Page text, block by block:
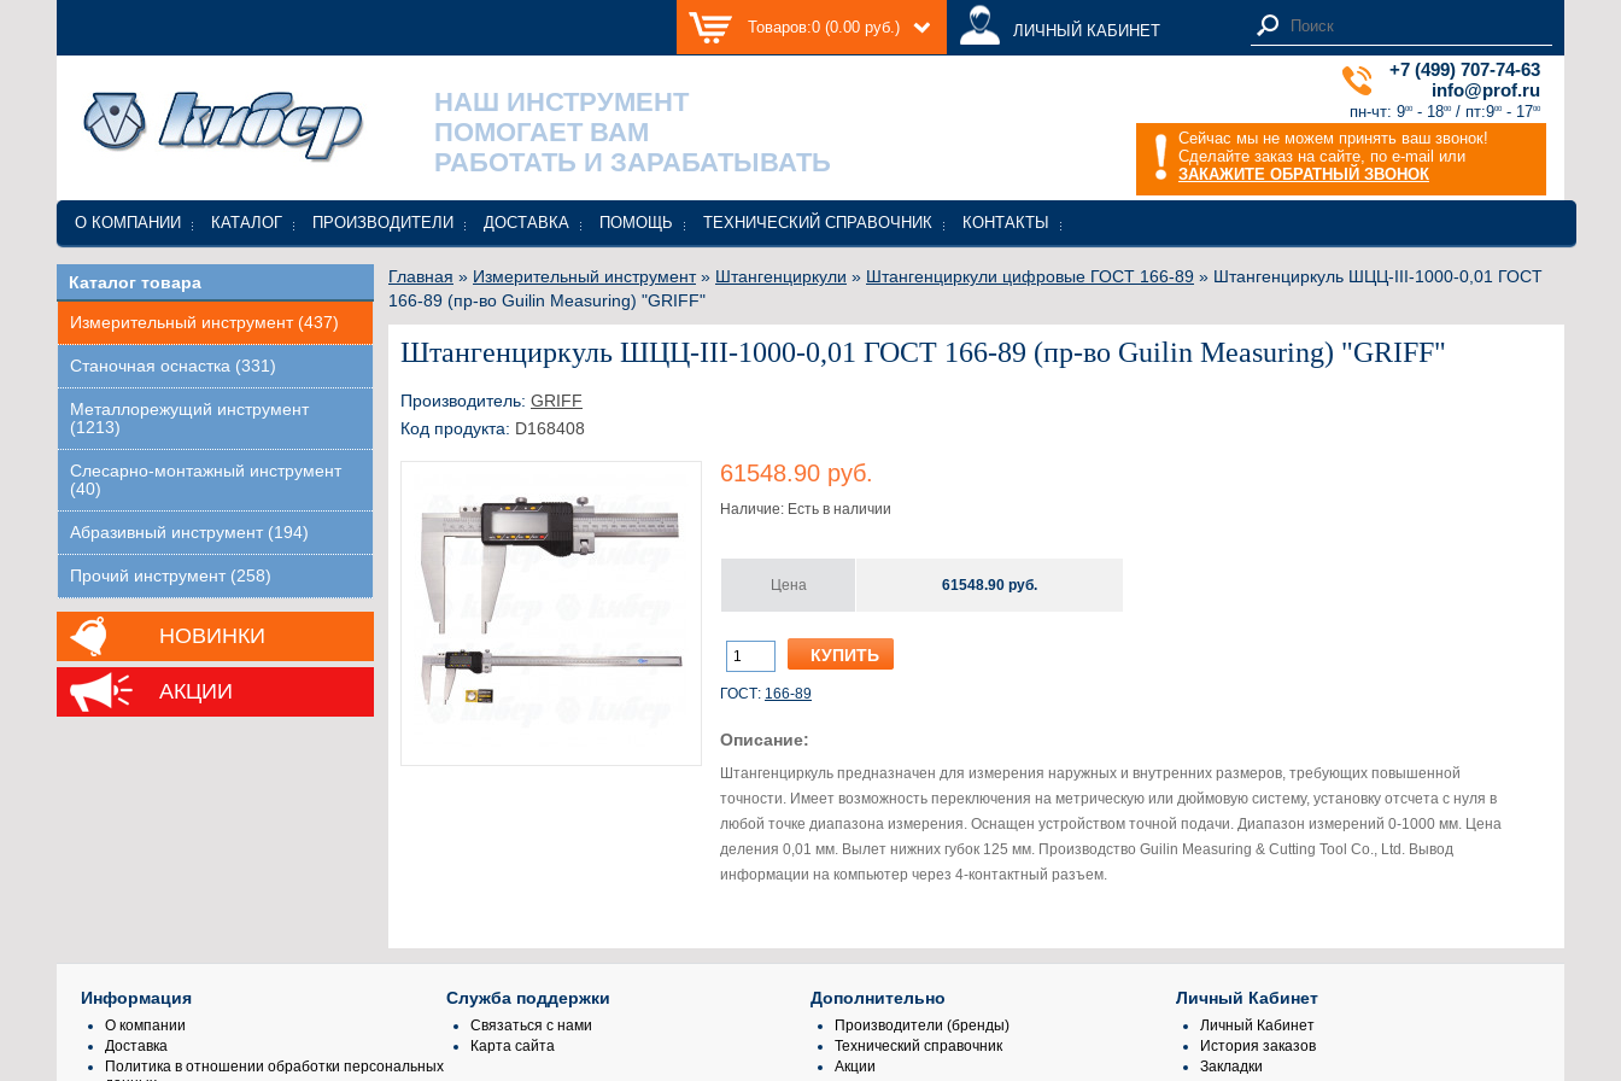
Товаров:0 (0.00 руб.) ЛИЧНЫЙ КАБИНЕТ
НАШ ИНСТРУМЕНТ
ПОМОГАЕТ ВАМ
РАБОТАТЬ И ЗАРАБАТЫВАТЬ
+7 (499) 707-74-63
info@prof.ru
пн-чт: 900 - 1800 / пт:900 - 1700
Сейчас мы не можем принять ваш звонок!
Сделайте заказ на сайте, по e-mail или
ЗАКАЖИТЕ ОБРАТНЫЙ ЗВОНОК
О КОМПАНИИ КАТАЛОГ ПРОИЗВОДИТЕЛИ ДОСТАВКА ПОМОЩЬ ТЕХНИЧЕСКИЙ СПРАВОЧНИК КОНТАКТЫ
Каталог товара
Измерительный инструмент (437)
Станочная оснастка (331)
Металлорежущий инструмент
(1213)
Слесарно-монтажный инструмент
(40)
Абразивный инструмент (194)
Прочий инструмент (258)
НОВИНКИ
АКЦИИ
Главная » Измерительный инструмент» Штангенциркули » Штангенциркули цифровые ГОСТ 166-89 » Штангенциркуль ШЦЦ-III-1000-0,01 ГОСТ
166-89 (пр-во Guilin Measuring) "GRIFF"
Штангенциркуль ШЦЦ-III-1000-0,01 ГОСТ 166-89 (пр-во Guilin Measuring) "GRIFF"
Производитель: GRIFF
Код продукта: D168408
61548.90 руб.
Наличие: Есть в наличии
Цена 61548.90 руб.
ГОСТ: 166-89
Описание:
Штангенциркуль предназначен для измерения наружных и внутренних размеров, требующих повышенной
точности. Имеет возможность переключения на метрическую или дюймовую систему, установку отсчета с нуля в
любой точке диапазона измерения. Оснащен устройством точной подачи. Диапазон измерений 0-1000 мм. Цена
деления 0,01 мм. Вылет нижних губок 125 мм. Производство Guilin Measuring & Cutting Tool Co., Ltd. Вывод
информации на компьютер через 4-контактный разъем.
Информация
О компании
Доставка
Политика в отношении обработки персональных
Служба поддержки
Связаться с нами
Карта сайта
Дополнительно
Производители (бренды)
Технический справочник
Акции
Личный Кабинет
Личный Кабинет
История заказов
Закладки